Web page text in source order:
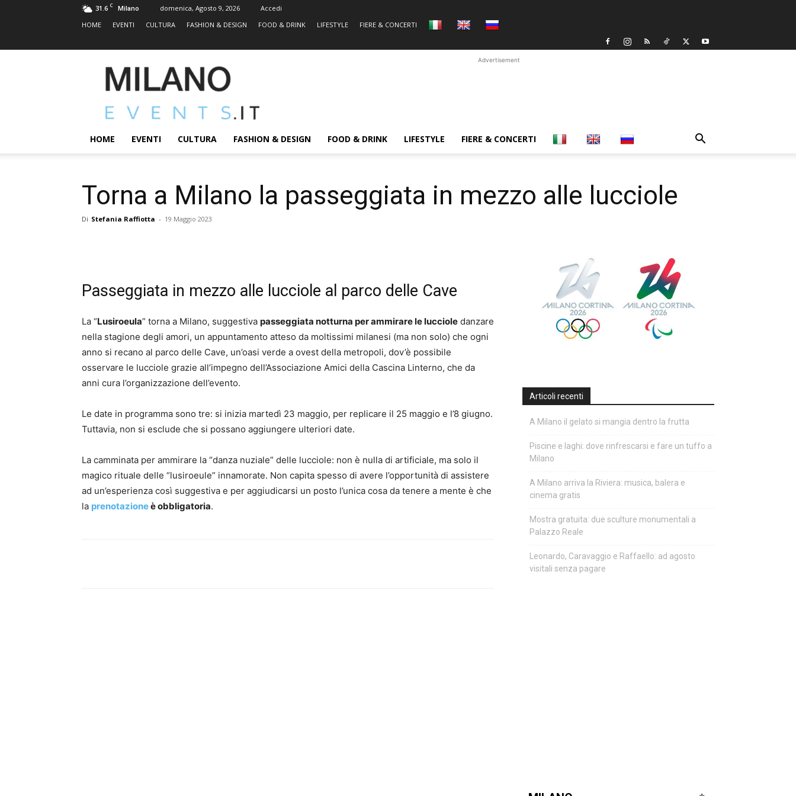
31.6 C Milano domenica, Agosto 9, 2026
Accedi
HOME
EVENTI CULTURA FASHION & DESIGN FOOD & DRINK LIFESTYLE FIERE & CONCERTI
MILANOEVENTS.IT
|
2.0
ed
Eventi
Advertisement
HOME EVENTI CULTURA FASHION & DESIGN FOOD & DRINK LIFESTYLE FIERE & CONCERTI
Torna a Milano la passeggiata in mezzo alle lucciole
Di Stefania Raffiotta - 19 Maggio 2023
Passeggiata in mezzo alle lucciole al parco delle Cave
La “Lusiroeula” torna a Milano, suggestiva passeggiata notturna per ammirare le lucciole danzare
nella stagione degli amori, un appuntamento atteso da moltissimi milanesi (ma non solo) che ogni
anno si recano al parco delle Cave, un’oasi verde a ovest della metropoli, dov’è possibile
osservare le lucciole grazie all’impegno dell’Associazione Amici della Cascina Linterno, che da
anni cura l’organizzazione dell’evento.
Le date in programma sono tre: si inizia martedì 23 maggio, per replicare il 25 maggio e l’8 giugno.
Tuttavia, non si esclude che si possano aggiungere ulteriori date.
La camminata per ammirare la “danza nuziale” delle lucciole: non è nulla di artificiale, ma solo il
magico rituale delle “lusiroeule” innamorate. Non capita spesso di avere l’opportunità di assistere
ad un’esperienza così suggestiva e per aggiudicarsi un posto l’unica cosa da tenere a mente è che
la prenotazioneè obbligatoria.
Articoli recenti
A Milano il gelato si mangia dentro la frutta
Piscine e laghi: dove rinfrescarsi e fare un tuffo a
Milano
A Milano arriva la Riviera: musica, balera e
cinema gratis
Mostra gratuita: due sculture monumentali a
Palazzo Reale
Leonardo, Caravaggio e Raffaello: ad agosto
visitali senza pagare